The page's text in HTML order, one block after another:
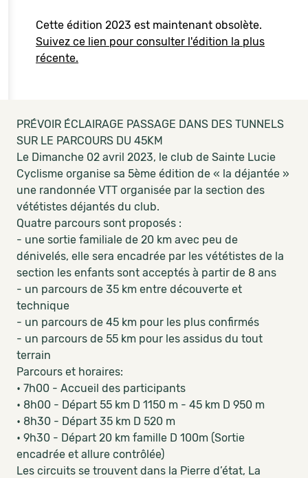
Cette édition 2023 est maintenant obsolète.
Suivez ce lien pour consulter l'édition la plus
récente.
PRÉVOIR ÉCLAIRAGE PASSAGE DANS DES TUNNELS
SUR LE PARCOURS DU 45KM
Le Dimanche 02 avril 2023, le club de Sainte Lucie
Cyclisme organise sa 5ème édition de « la déjantée »
une randonnée VTT organisée par la section des
vététistes déjantés du club.
Quatre parcours sont proposés :
- une sortie familiale de 20 km avec peu de
dénivelés, elle sera encadrée par les vététistes de la
section les enfants sont acceptés à partir de 8 ans
- un parcours de 35 km entre découverte et
technique
- un parcours de 45 km pour les plus confirmés
- un parcours de 55 km pour les assidus du tout
terrain
Parcours et horaires:
• 7h00 - Accueil des participants
• 8h00 - Départ 55 km D 1150 m - 45 km D 950 m
• 8h30 - Départ 35 km D 520 m
• 9h30 - Départ 20 km famille D 100m (Sortie
encadrée et allure contrôlée)
Les circuits se trouvent dans la Pierre d’état, La